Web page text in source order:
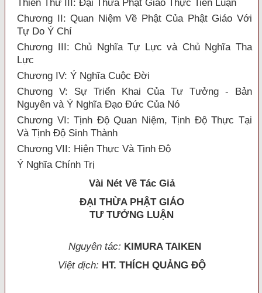
Thiên Thứ III: Đại Thừa Phật Giáo Thực Tiễn Luận
Chương II: Quan Niệm Về Phật Của Phật Giáo Với
Tự Do Ý Chí
Chương III: Chủ Nghĩa Tự Lực và Chủ Nghĩa Tha
Lực
Chương IV: Ý Nghĩa Cuộc Đời
Chương V: Sự Triển Khai Của Tư Tưởng - Bản
Nguyên và Ý Nghĩa Đạo Đức Của Nó
Chương VI: Tịnh Độ Quan Niệm, Tịnh Độ Thực Tại
Và Tịnh Độ Sinh Thành
Chương VII: Hiện Thực Và Tịnh Độ
Ý Nghĩa Chính Trị
Vài Nét Về Tác Giả
ĐẠI THỪAPHẬT GIÁO
TƯ TƯỞNG LUẬN
Nguyên tác: KIMURA TAIKEN
Việt dịch: HT. THÍCH QUẢNG ĐỘ